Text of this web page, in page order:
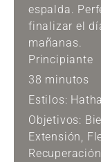
espalda.
finalizar el
mañanas.
Principiante
38 minutos
Estilos: Hatha
Objetivos:
Extensión,